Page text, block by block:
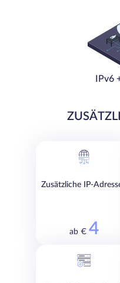
IPv6
Zusätzliche IP-
ab € 4